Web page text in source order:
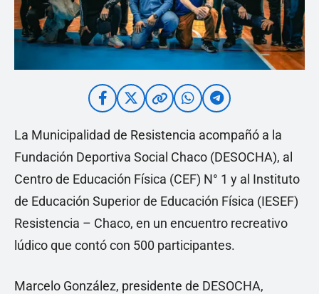
La Municipalidad de Resistencia acompañó a la
Fundación Deportiva Social Chaco (DESOCHA), al
Centro de Educación Física (CEF) N° 1 y al Instituto
de Educación Superior de Educación Física (IESEF)
Resistencia – Chaco, en un encuentro recreativo
lúdico que contó con 500 participantes.
Marcelo González, presidente de DESOCHA,